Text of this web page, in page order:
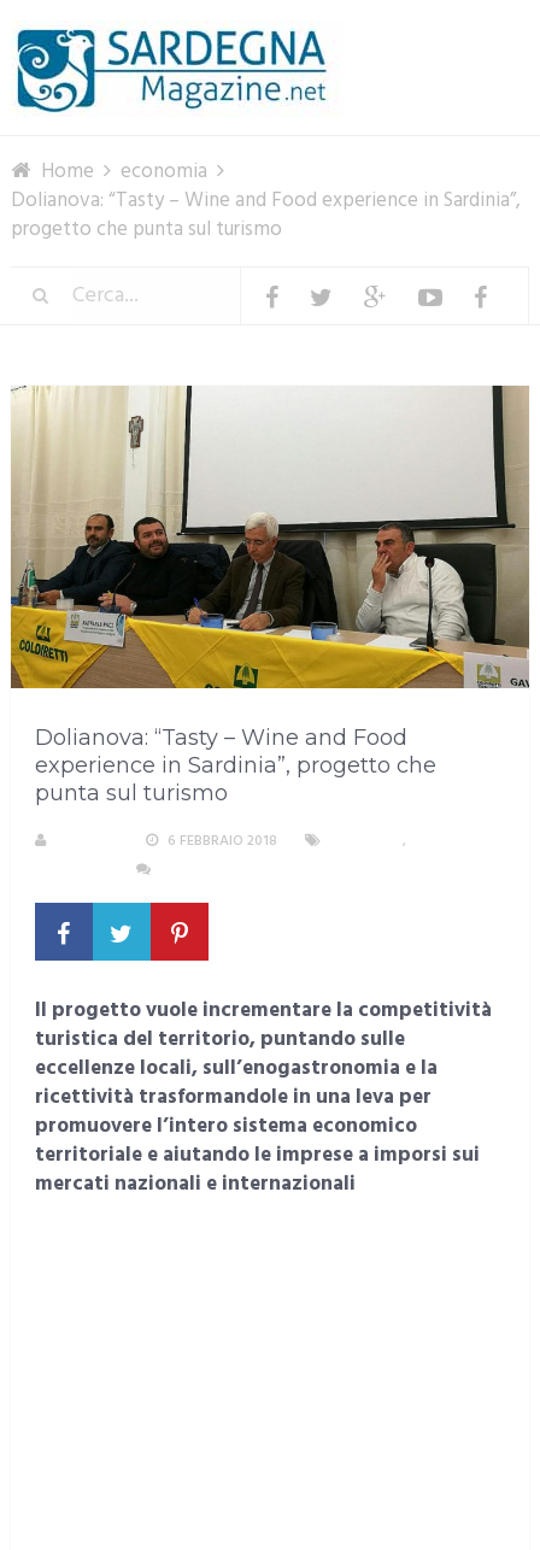
Home
economia
Dolianova: “Tasty – Wine and Food experience in Sardinia”,
progetto che punta sul turismo
Dolianova: “Tasty – Wine and Food
experience in Sardinia”, progetto che
punta sul turismo
6 FEBBRAIO 2018 ,
Il progetto vuole incrementare la competitività
turistica del territorio, puntando sulle
eccellenze locali, sull’enogastronomia e la
ricettività trasformandole in una leva per
promuovere l’intero sistema economico
territoriale e aiutando le imprese a imporsi sui
mercati nazionali e internazionali